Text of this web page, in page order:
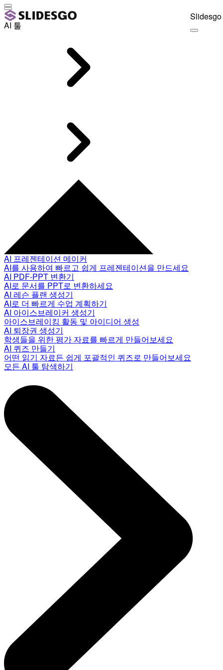
AI 툴
AI 프레젠테이션 메이커
AI를 사용하여 빠르고 쉽게 프레젠테이션을 만드세요
AI PDF-PPT 변환기
AI로 문서를 PPT로 변환하세요
AI 레슨 플랜 생성기
AI로 더 빠르게 수업 계획하기
AI 아이스브레이커 생성기
아이스브레이킹 활동 및 아이디어 생성
AI 퇴장권 생성기
학생들을 위한 평가 자료를 빠르게 만들어보세요
AI 퀴즈 만들기
어떤 읽기 자료든 쉽게 포괄적인 퀴즈로 만들어보세요
모든 AI 툴 탐색하기